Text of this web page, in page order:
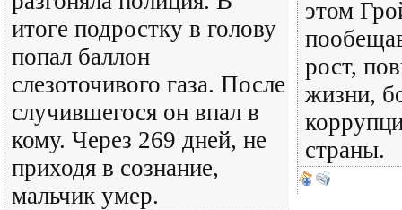
итоге подростку в голову
попал баллон
слезоточивого газа. После
случившегося он впал в
кому. Через 269 дней, не
приходя в сознание,
мальчик умер.
этом
рост,
жизни,
страны.